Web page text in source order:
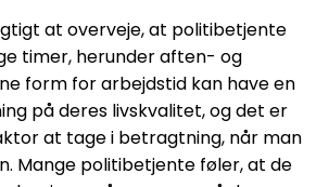
at overveje, at politibetjente
timer, herunder aften- og
form for arbejdstid kan have en
på deres livskvalitet, og det er
at tage i betragtning, når man
Mange politibetjente føler, at de